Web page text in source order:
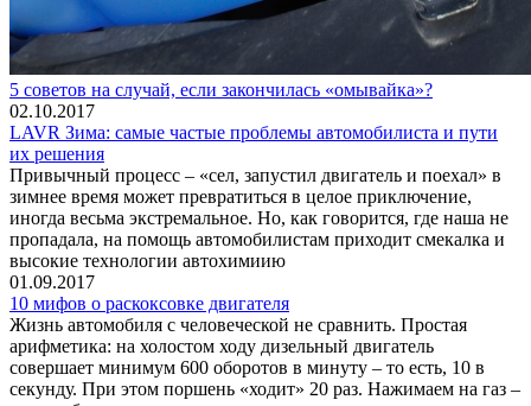
5 советов на случай, если закончилась «омывайка»?
02.10.2017
LAVR Зима: самые частые проблемы автомобилиста и пути
их решения
Привычный процесс – «сел, запустил двигатель и поехал» в
зимнее время может превратиться в целое приключение,
иногда весьма экстремальное. Но, как говорится, где наша не
пропадала, на помощь автомобилистам приходит смекалка и
высокие технологии автохимиию
01.09.2017
10 мифов о раскоксовке двигателя
Жизнь автомобиля с человеческой не сравнить. Простая
арифметика: на холостом ходу дизельный двигатель
совершает минимум 600 оборотов в минуту – то есть, 10 в
секунду. При этом поршень «ходит» 20 раз. Нажимаем на газ –